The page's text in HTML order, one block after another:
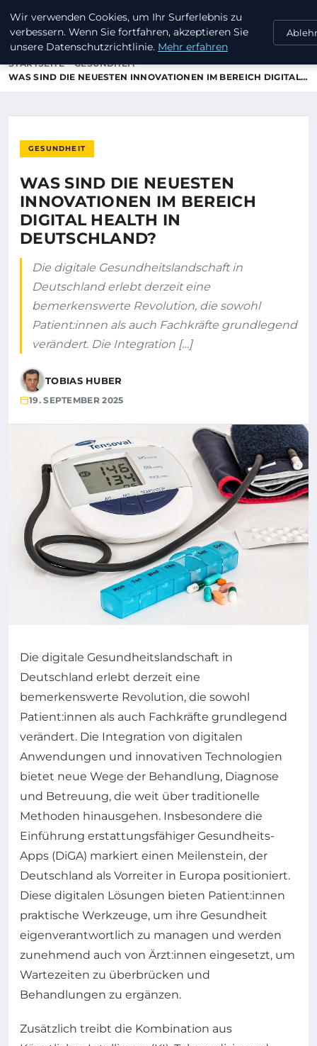
DAVIDCHRISTIAN
STARTSEITE
GESUNDHEIT
WAS SIND DIE NEUESTEN INNOVATIONEN IM BEREICH DIGITAL…
GESUNDHEIT
WAS SIND DIE NEUESTEN
INNOVATIONEN IM BEREICH
DIGITAL HEALTH IN
DEUTSCHLAND?
Die digitale Gesundheitslandschaft in
Deutschland erlebt derzeit eine
bemerkenswerte Revolution, die sowohl
Patient:innen als auch Fachkräfte grundlegend
verändert. Die Integration […]
TOBIAS HUBER
19. SEPTEMBER 2025
Die digitale Gesundheitslandschaft in
Deutschland erlebt derzeit eine
bemerkenswerte Revolution, die sowohl
Patient:innen als auch Fachkräfte grundlegend
verändert. Die Integration von digitalen
Anwendungen und innovativen Technologien
bietet neue Wege der Behandlung, Diagnose
und Betreuung, die weit über traditionelle
Methoden hinausgehen. Insbesondere die
Einführung erstattungsfähiger Gesundheits-
Apps (DiGA) markiert einen Meilenstein, der
Deutschland als Vorreiter in Europa positioniert.
Diese digitalen Lösungen bieten Patient:innen
praktische Werkzeuge, um ihre Gesundheit
eigenverantwortlich zu managen und werden
zunehmend auch von Ärzt:innen eingesetzt, um
Wartezeiten zu überbrücken und
Behandlungen zu ergänzen.
Zusätzlich treibt die Kombination aus
Wir verwenden Cookies, um Ihr Surferlebnis zu
verbessern. Wenn Sie fortfahren, akzeptieren Sie
unsere Datenschutzrichtlinie. Mehr erfahren